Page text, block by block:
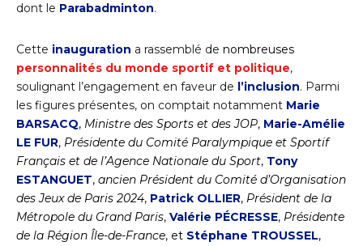
dont le Parabadminton.
Cette inauguration a rassemblé de nombreuses
personnalités du monde sportif et politique,
soulignant l’engagement en faveur de l’inclusion. Parmi
les figures présentes, on comptait notamment Marie
BARSACQ, Ministre des Sports et des JOP, Marie-Amélie
LE FUR, Présidente du Comité Paralympique et Sportif
Français et de l’Agence Nationale du Sport, Tony
ESTANGUET, ancien Président du Comité d’Organisation
des Jeux de Paris 2024, Patrick OLLIER, Président de la
Métropole du Grand Paris, Valérie PÉCRESSE, Présidente
de la Région Île-de-France, et Stéphane TROUSSEL,